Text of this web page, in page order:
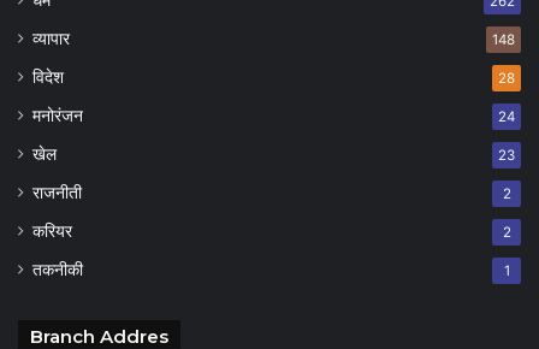
व्यापार 148
विदेश 28
मनोरंजन 24
खेल 23
राजनीती 2
करियर 2
तकनीकी 1
Branch Addres